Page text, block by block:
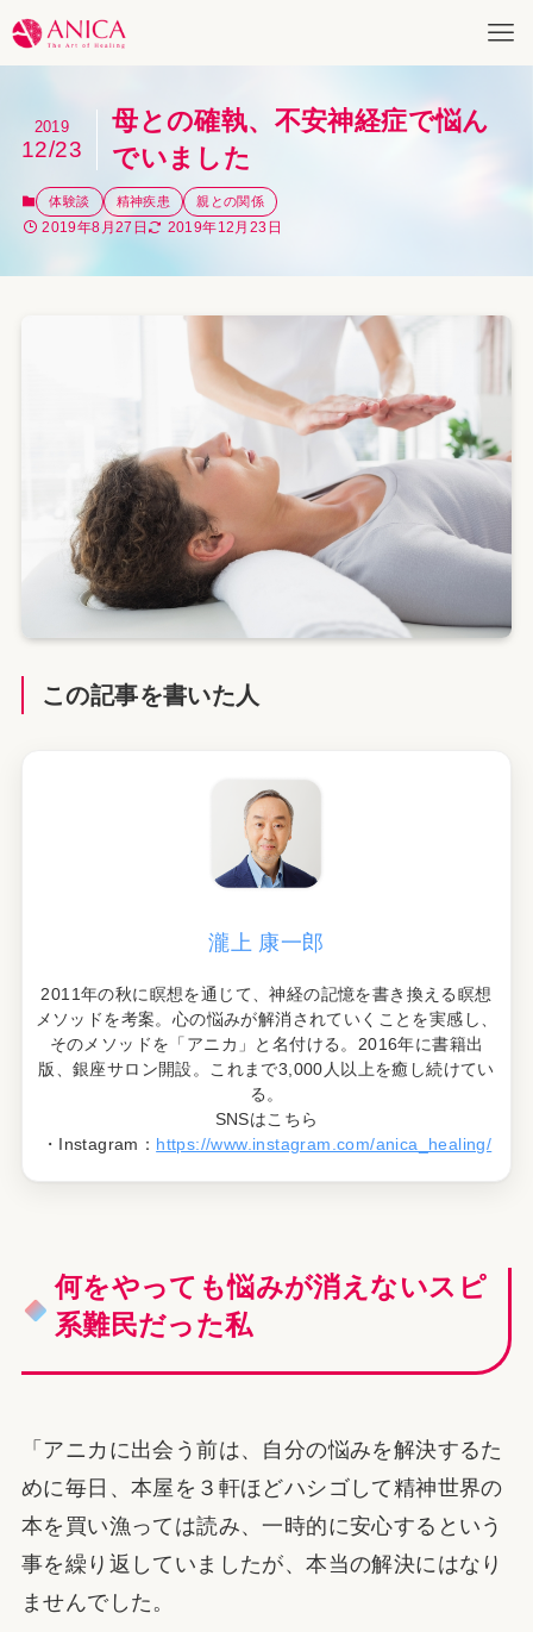
母との確執、不安神経症で悩ん
でいました
2019
12/23
体験談 精神疾患 親との関係
2019年8月27日 2019年12月23日
この記事を書いた人
瀧上 康一郎
2011年の秋に瞑想を通じて、神経の記憶を書き換える瞑想
メソッドを考案。心の悩みが解消されていくことを実感し、
そのメソッドを「アニカ」と名付ける。2016年に書籍出
版、銀座サロン開設。これまで3,000人以上を癒し続けてい
る。
SNSはこちら
・Instagram： https://www.instagram.com/anica_healing/
何をやっても悩みが消えないスピ
系難民だった私
「アニカに出会う前は、自分の悩みを解決するた
めに毎日、本屋を３軒ほどハシゴして精神世界の
本を買い漁っては読み、一時的に安心するという
事を繰り返していましたが、本当の解決にはなり
ませんでした。